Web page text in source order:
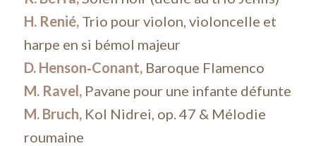
H. Renié, Trio pour violon, violoncelle et
harpe en si bémol majeur
D. Henson‑Conant, Baroque Flamenco
M. Ravel, Pavane pour une infante défunte
M. Bruch, Kol Nidrei, op. 47 & Mélodie
roumaine